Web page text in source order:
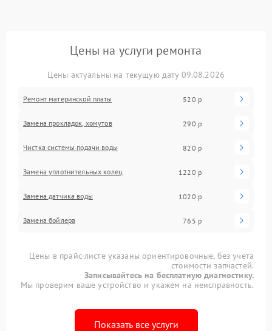
Цены на услуги ремонта
Цены актуальны на текущую дату 09.08.2026
Ремонт материнской платы 520 р
Замена прокладок, хомутов 290 р
Чистка системы подачи воды 820 р
Замена уплотнительных колец 1220 р
Замена датчика воды 1020 р
Замена бойлера 765 р
Цены в прайс-листе указаны ориентировочные, без учета
стоимости запчастей.
Записывайтесь на бесплатную диагностику.
Мы проверим ваше устройство и укажем на неисправность.
Показать все услуги